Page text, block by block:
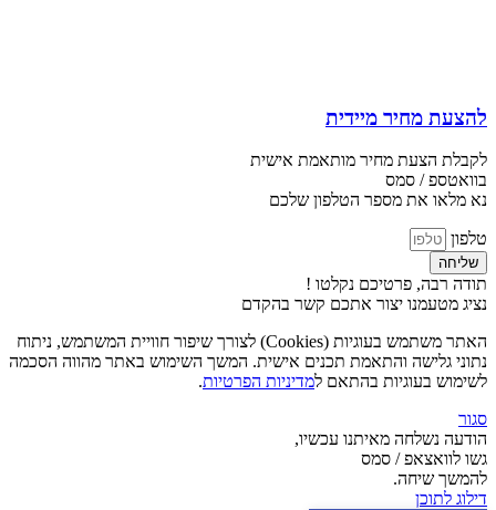
להצעת מחיר מיידית
לקבלת הצעת מחיר מותאמת אישית
בוואטספ / סמס
נא מלאו את מספר הטלפון שלכם
טלפון
שליחה
תודה רבה, פרטיכם נקלטו !
נציג מטעמנו יצור אתכם קשר בהקדם
האתר משתמש בעוגיות (Cookies) לצורך שיפור חוויית המשתמש, ניתוח
נתוני גלישה והתאמת תכנים אישית. המשך השימוש באתר מהווה הסכמה
לשימוש בעוגיות בהתאם למדיניות הפרטיות.
סגור
הודעה נשלחה מאיתנו עכשיו,
גשו לוואצאפ / סמס
להמשך שיחה.
דילוג לתוכן